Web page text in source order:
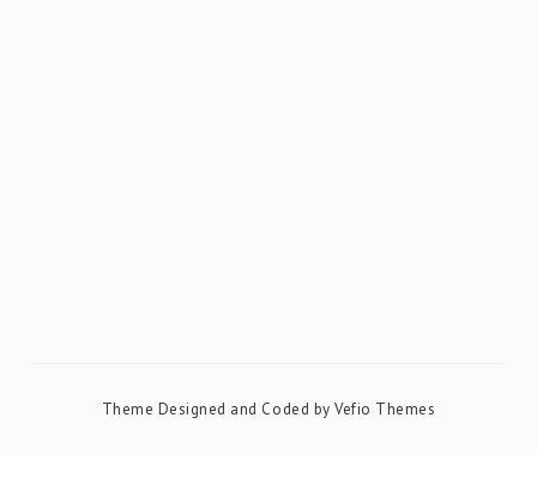
Theme Designed and Coded byVefio Themes